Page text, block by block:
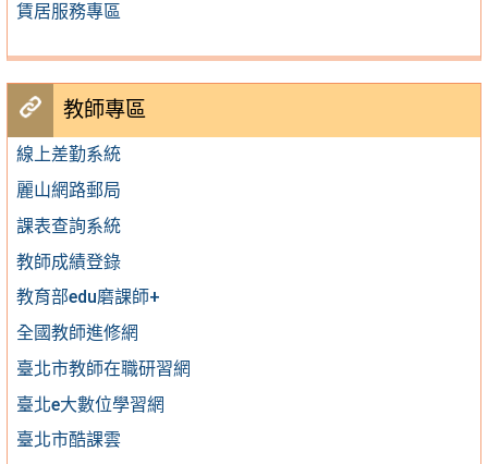
賃居服務專區
教師專區
線上差勤系統
麗山網路郵局
課表查詢系統
教師成績登錄
教育部edu磨課師+
全國教師進修網
臺北市教師在職研習網
臺北e大數位學習網
臺北市酷課雲